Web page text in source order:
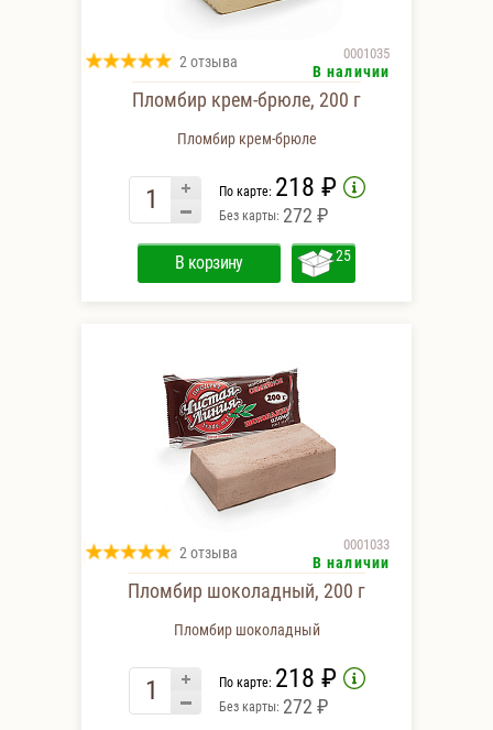
2 отзыва 0001035
В наличии
Пломбир крем-брюле, 200 г
Пломбир крем-брюле
По карте: 218 ₽
Без карты: 272 ₽
В корзину 25
2 отзыва 0001033
В наличии
Пломбир шоколадный, 200 г
Пломбир шоколадный
По карте: 218 ₽
Без карты: 272 ₽